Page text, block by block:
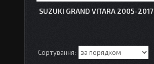
SUZUKI GRAND VITARA 2005-2017